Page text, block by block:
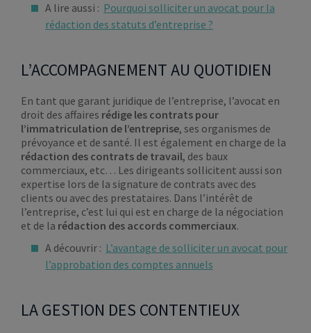
A lire aussi : Pourquoi solliciter un avocat pour la
rédaction des statuts d’entreprise ?
L’ACCOMPAGNEMENT AU QUOTIDIEN
En tant que garant juridique de l’entreprise, l’avocat en
droit des affaires rédige les contrats pour
l’immatriculation de l’entreprise, ses organismes de
prévoyance et de santé. Il est également en charge de la
rédaction des contrats de travail, des baux
commerciaux, etc… Les dirigeants sollicitent aussi son
expertise lors de la signature de contrats avec des
clients ou avec des prestataires. Dans l’intérêt de
l’entreprise, c’est lui qui est en charge de la négociation
et de la rédaction des accords commerciaux.
A découvrir : L’avantage de solliciter un avocat pour
l’approbation des comptes annuels
LA GESTION DES CONTENTIEUX